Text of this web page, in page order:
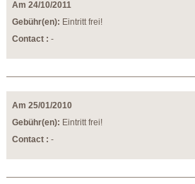
Am 24/10/2011
Gebühr(en): Eintritt frei!
Contact : -
Am 25/01/2010
Gebühr(en): Eintritt frei!
Contact : -